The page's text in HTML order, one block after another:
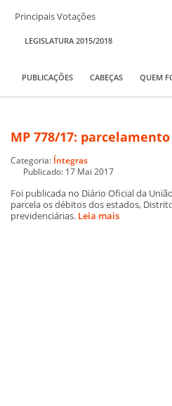
Principais Votações
LEGISLATURA 2015/2018
PUBLICAÇÕES CABEÇAS QUEM
MP 778/17:
Categoria: Íntegras
Publicado: 17 Mai 2017
Foi publicada no Diário Oficial da
parcela os débitos dos estados,
previdenciárias. Leia mais